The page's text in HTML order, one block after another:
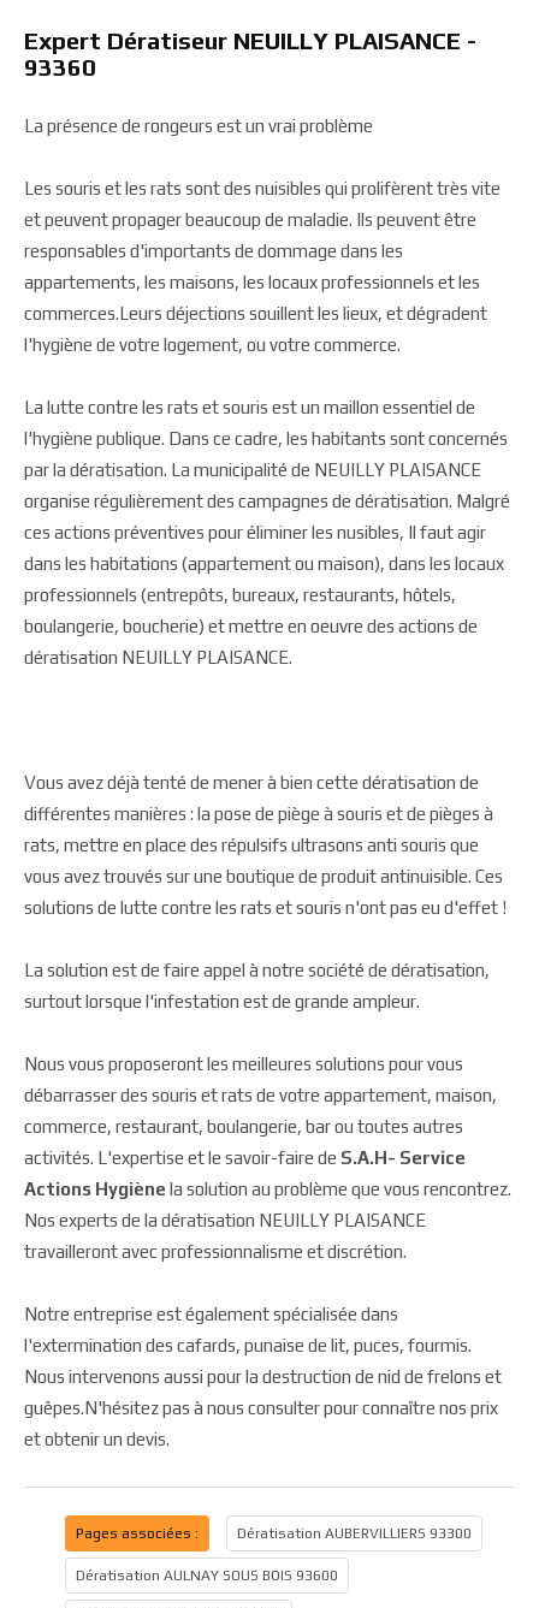
Expert Dératiseur NEUILLY PLAISANCE -
93360
La présence de rongeurs est un vrai problème
Les souris et les rats sont des nuisibles qui prolifèrent très vite
et peuvent propager beaucoup de maladie. Ils peuvent être
responsables d'importants de dommage dans les
appartements, les maisons, les locaux professionnels et les
commerces.Leurs déjections souillent les lieux, et dégradent
l'hygiène de votre logement, ou votre commerce.
La lutte contre les rats et souris est un maillon essentiel de
l'hygiène publique. Dans ce cadre, les habitants sont concernés
par la dératisation. La municipalité de NEUILLY PLAISANCE
organise régulièrement des campagnes de dératisation. Malgré
ces actions préventives pour éliminer les nusibles, Il faut agir
dans les habitations (appartement ou maison), dans les locaux
professionnels (entrepôts, bureaux, restaurants, hôtels,
boulangerie, boucherie) et mettre en oeuvre des actions de
dératisation NEUILLY PLAISANCE.
Vous avez déjà tenté de mener à bien cette dératisation de
différentes manières : la pose de piège à souris et de pièges à
rats, mettre en place des répulsifs ultrasons anti souris que
vous avez trouvés sur une boutique de produit antinuisible. Ces
solutions de lutte contre les rats et souris n'ont pas eu d'effet !
La solution est de faire appel à notre société de dératisation,
surtout lorsque l'infestation est de grande ampleur.
Nous vous proposeront les meilleures solutions pour vous
débarrasser des souris et rats de votre appartement, maison,
commerce, restaurant, boulangerie, bar ou toutes autres
activités. L'expertise et le savoir-faire de S.A.H- Service
Actions Hygiène la solution au problème que vous rencontrez.
Nos experts de la dératisation NEUILLY PLAISANCE
travailleront avec professionnalisme et discrétion.
Notre entreprise est également spécialisée dans
l'extermination des cafards, punaise de lit, puces, fourmis.
Nous intervenons aussi pour la destruction de nid de frelons et
guêpes.N'hésitez pas à nous consulter pour connaître nos prix
et obtenir un devis.
Pages associées : Dératisation AUBERVILLIERS 93300
Dératisation AULNAY SOUS BOIS 93600